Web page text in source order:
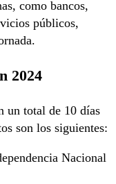
como bancos,
públicos,
2024
un total de 10 días
son los siguientes:
Nacional